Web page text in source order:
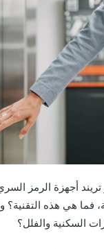
فما هي هذه
السكنية والفلل؟